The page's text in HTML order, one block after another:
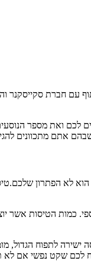
עם חברת סקייסקנר
לכם ואת מספר
אתם מתכוונים
לא הפתרון
כמות הטיסות אשר
לתפוח הגדול,
לכם שקט נפשי אם